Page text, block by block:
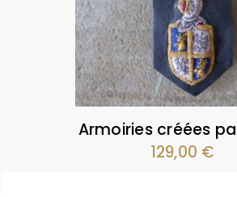
Armoiries créées
129,00 €